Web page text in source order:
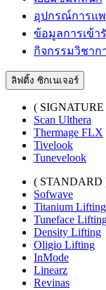
อุปกรณ์การแ
ข้อมูลการเข้า
กิจกรรมวิชาก
ลิฟติ้ง ซิกเนเจอร์
( SIGNATURE
Scan Ulthera
Thermage FLX
Tivelook
Tunevelook
( STANDARD
Sofwave
Titanium Lifting
Tuneface
Density Lifting
Oligio Lifting
InMode
Linearz
Revinas